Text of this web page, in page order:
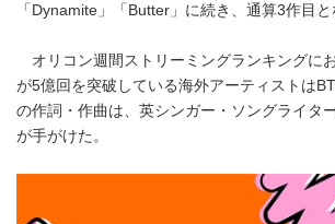
「Dynamite」「Butter」に続き、通算3作目と
オリコン週間ストリーミングランキングに
が5億回を突破している海外アーティストは
の作詞・作曲は、英シンガー・ソングライタ
が手がけた。